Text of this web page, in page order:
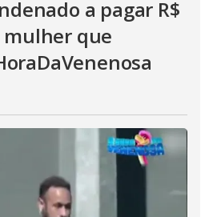
a pagar R$
mulher que